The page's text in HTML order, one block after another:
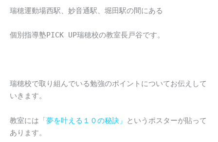
瑞穂運動場西駅、妙音通駅、堀田駅の間にある
個別指導塾PICK UP瑞穂校の教室長戸谷です。
瑞穂校で取り組んでいる勉強のポイントについてお伝えして
いきます。
教室には 「夢を叶える１０の秘訣」
というポスターが貼って
あります。